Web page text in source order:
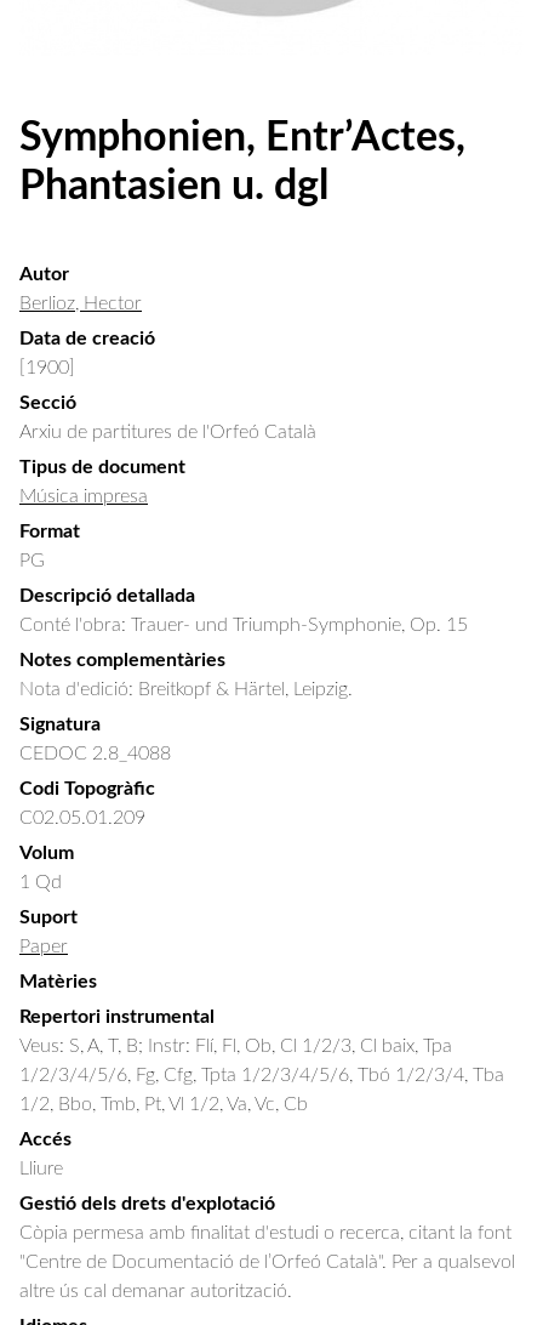
Symphonien, Entr’Actes,
Phantasien u. dgl
Autor
Berlioz, Hector
Data de creació
[1900]
Secció
Arxiu de partitures de l'Orfeó Català
Tipus de document
Música impresa
Format
PG
Descripció detallada
Conté l'obra: Trauer- und Triumph-Symphonie, Op. 15
Notes complementàries
Nota d'edició: Breitkopf & Härtel, Leipzig.
Signatura
CEDOC 2.8_4088
Codi Topogràfic
C02.05.01.209
Volum
1 Qd
Suport
Paper
Matèries
Repertori instrumental
Veus: S, A, T, B; Instr: Flí, Fl, Ob, Cl 1/2/3, Cl baix, Tpa
1/2/3/4/5/6, Fg, Cfg, Tpta 1/2/3/4/5/6, Tbó 1/2/3/4, Tba
1/2, Bbo, Tmb, Pt, Vl 1/2, Va, Vc, Cb
Accés
Lliure
Gestió dels drets d'explotació
Còpia permesa amb finalitat d'estudi o recerca, citant la font
"Centre de Documentació de l’Orfeó Català". Per a qualsevol
altre ús cal demanar autorització.